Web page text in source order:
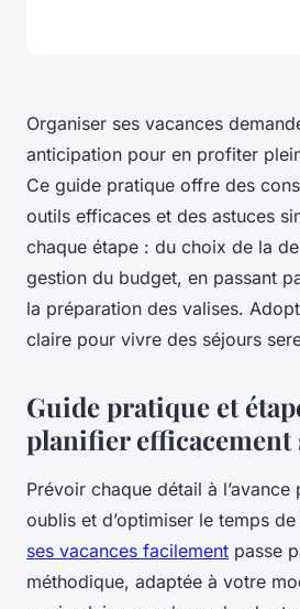
Organiser ses vacances
anticipation pour en profiter
Ce guide pratique offre des
outils efficaces et des astuces
chaque étape : du choix de la
gestion du budget, en passant
la préparation des valises.
claire pour vivre des séjours
Guide pratique et
planifier efficacement
Prévoir chaque détail à l’avance
oublis et d’optimiser le temps
ses vacances facilement passe
méthodique, adaptée à votre